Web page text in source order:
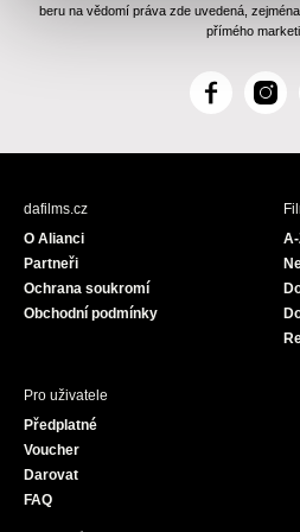
beru na vědomí práva zde uvedená,
přímého
F
c
I
s
dafilms.cz
O Alianci
Partneři
Ochrana soukromí
Obchodní podmínky
Pro uživatele
Předplatné
Voucher
Darovat
FAQ